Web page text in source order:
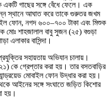
একটি গাছের সঙ্গে বেঁধে ফেলে। এক
স্থানে আঘাত করে তাকে গুরুতর জখম
ফোন, নগদ ৬০০–৭০০ টাকা এবং মিশুক
মোঃ শাহজালাল বাবু সুজন (২৫) বগুড়া
এলাকার বাসিন্দা।
সহায়তায় অভিযান চালায়।
কে গ্রেপ্তার করা হয়। তার বসতবাড়ির
মোবাইল ফোন উদ্ধার করা হয়।
আইনের সঙ্গে সংঘাতে জড়িত কিশোর
হয়।